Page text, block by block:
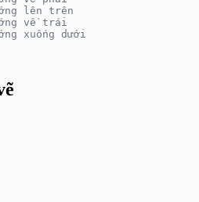
lên trên
về trái
xuống dưới